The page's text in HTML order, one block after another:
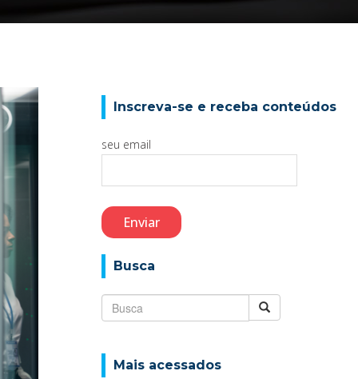
Inscreva-se e receba conteúdos
seu email
Busca
Mais acessados